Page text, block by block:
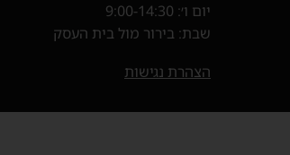
יום ו׳: 9:00-14:30
שבת: בירור מול בית העסק
הצהרת נגישות